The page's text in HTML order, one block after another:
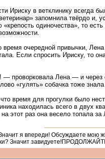
Ириску в ветклинику всегда
запомнила твёрдо и,
одиночества», то
время очередной привычки,
Если спросить Ириску, то
проворковала Лена — и через
«гулять» собачка тоже
время для прогулки было
находилась всего в двух
этот раз она весело топала
я впереди! Обсуждаете мою
Значит